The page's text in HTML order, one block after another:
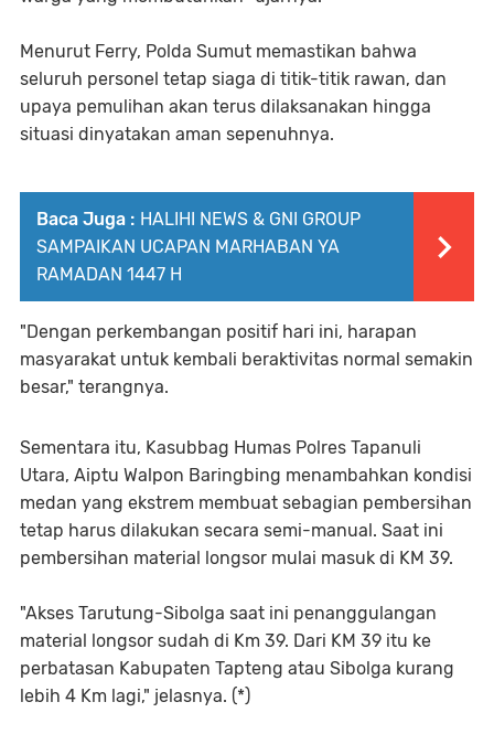
Menurut Ferry, Polda Sumut memastikan bahwa
seluruh personel tetap siaga di titik-titik rawan, dan
upaya pemulihan akan terus dilaksanakan hingga
situasi dinyatakan aman sepenuhnya.
Baca Juga : HALIHI NEWS & GNI GROUP
SAMPAIKAN UCAPAN MARHABAN YA
RAMADAN 1447 H
"Dengan perkembangan positif hari ini, harapan
masyarakat untuk kembali beraktivitas normal semakin
besar," terangnya.
Sementara itu, Kasubbag Humas Polres Tapanuli
Utara, Aiptu Walpon Baringbing menambahkan kondisi
medan yang ekstrem membuat sebagian pembersihan
tetap harus dilakukan secara semi-manual. Saat ini
pembersihan material longsor mulai masuk di KM 39.
"Akses Tarutung-Sibolga saat ini penanggulangan
material longsor sudah di Km 39. Dari KM 39 itu ke
perbatasan Kabupaten Tapteng atau Sibolga kurang
lebih 4 Km lagi," jelasnya. (*)